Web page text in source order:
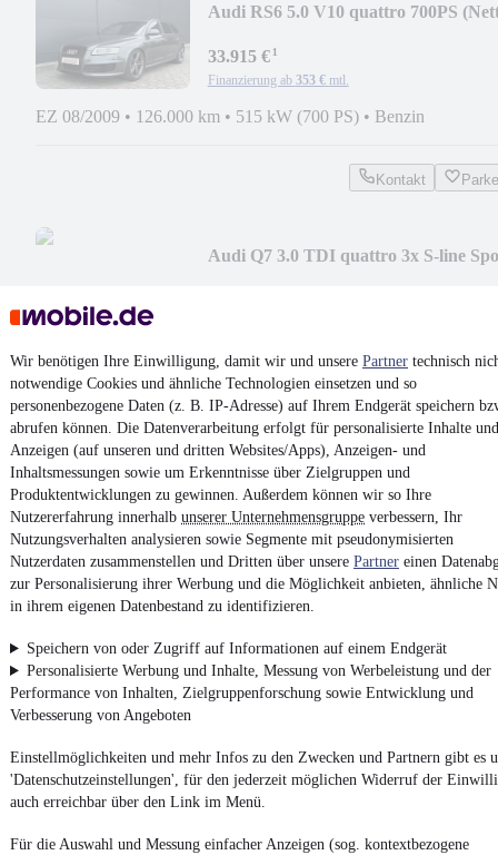
Wir benötigen Ihre Einwilligung, damit wir und unsere Partner technisch
notwendige Cookies und ähnliche Technologien einsetzen und so
personenbezogene Daten (z. B. IP-Adresse) auf Ihrem Endgerät speichern
abrufen können. Die Datenverarbeitung erfolgt für personalisierte Inhalte und
Anzeigen (auf unseren und dritten Websites/Apps), Anzeigen- und
Inhaltsmessungen sowie um Erkenntnisse über Zielgruppen und
Produktentwicklungen zu gewinnen. Außerdem können wir so Ihre
Nutzererfahrung innerhalb unserer Unternehmensgruppe verbessern, Ihr
Nutzungsverhalten analysieren sowie Segmente mit pseudonymisierten
Nutzerdaten zusammenstellen und Dritten über unsere Partner einen
zur Personalisierung ihrer Werbung und die Möglichkeit anbieten, ähnliche
in ihrem eigenen Datenbestand zu identifizieren.
Speichern von oder Zugriff auf Informationen auf einem Endgerät
Personalisierte Werbung und Inhalte, Messung von Werbeleistung und der
Performance von Inhalten, Zielgruppenforschung sowie Entwicklung und
Verbesserung von Angeboten
Einstellmöglichkeiten und mehr Infos zu den Zwecken und Partnern gibt es
'Datenschutzeinstellungen', für den jederzeit möglichen Widerruf der
auch erreichbar über den Link im Menü.
Für die Auswahl und Messung einfacher Anzeigen (sog. kontextbezogene
Audi RS6 5.0 V10 quattro 700PS
33.915 €¹
Finanzierung ab 353 € mtl.
EZ 08/2009 • 126.000 km • 515 kW (700 PS) • Benzin
Kontakt
Audi Q7 3.0 TDI quattro 3x S-line
EZ 07/2013•262.000 km •180 kW (245 PS) •Diesel
Kontakt
¹ MwSt. ausweisbar
4.6 Sterne
Nutze mobile.de schnell und einfach
Impressum
Vertrag widerrufen
Datenschutz